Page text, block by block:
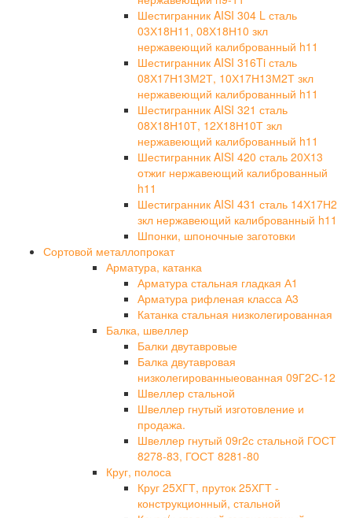
Шестигранник AISI 304 L сталь
03Х18Н11, 08Х18Н10 зкл
нержавеющий калиброванный h11
Шестигранник AISI 316Ti сталь
08Х17Н13М2Т, 10Х17Н13М2Т зкл
нержавеющий калиброванный h11
Шестигранник AISI 321 сталь
08Х18Н10Т, 12Х18Н10Т зкл
нержавеющий калиброванный h11
Шестигранник AISI 420 сталь 20Х13
отжиг нержавеющий калиброванный
h11
Шестигранник AISI 431 сталь 14Х17Н2
зкл нержавеющий калиброванный h11
Шпонки, шпоночные заготовки
Сортовой металлопрокат
Арматура, катанка
Арматура стальная гладкая А1
Арматура рифленая класса А3
Катанка стальная низколегированная
Балка, швеллер
Балки двутавровые
Балка двутавровая
низколегированныеованная 09Г2С-12
Швеллер стальной
Швеллер гнутый изготовление и
продажа.
Швеллер гнутый 09г2с стальной ГОСТ
8278-83, ГОСТ 8281-80
Круг, полоса
Круг 25ХГТ, пруток 25ХГТ -
конструкционный, стальной